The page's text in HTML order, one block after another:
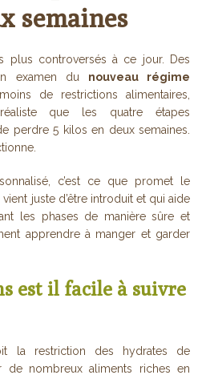
semaines
plus controversés à ce jour. Des
examen du nouveau régime
de restrictions alimentaires,
que les quatre étapes
perdre 5 kilos en deux semaines.
c’est ce que promet le
juste d’être introduit et qui aide
les phases de manière sûre et
apprendre à manger et garder
est il facile à suivre
la restriction des hydrates de
de nombreux aliments riches en